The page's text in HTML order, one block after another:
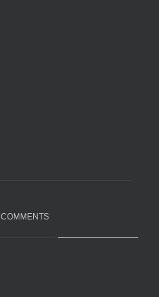
COMMENTS